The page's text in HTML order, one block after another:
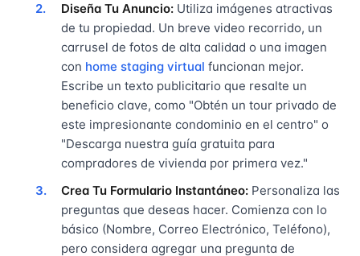
Diseña Tu Anuncio: Utiliza imágenes atractivas
de tu propiedad. Un breve video recorrido, un
carrusel de fotos de alta calidad o una imagen
con home staging virtual funcionan mejor.
Escribe un texto publicitario que resalte un
beneficio clave, como "Obtén un tour privado de
este impresionante condominio en el centro" o
"Descarga nuestra guía gratuita para
compradores de vivienda por primera vez."
Crea Tu Formulario Instantáneo: Personaliza las
preguntas que deseas hacer. Comienza con lo
básico (Nombre, Correo Electrónico, Teléfono),
pero considera agregar una pregunta de